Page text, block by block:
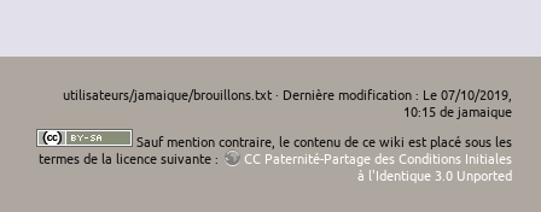
utilisateurs/jamaique/brouillons.txt· Dernière modification : Le 07/10/2019,
10:15 de jamaique
Sauf mention contraire, le contenu de ce wiki est placé sous les
termes de la licence suivante :
CC Paternité-Partage des Conditions Initiales
à l'Identique 3.0 Unported